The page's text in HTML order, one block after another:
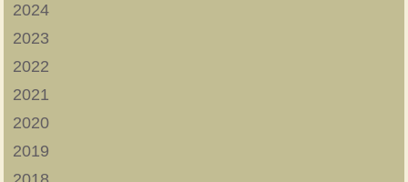
2024
2023
2022
2021
2020
2019